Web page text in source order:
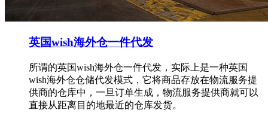
英国wish海外仓一件代发
所谓的英国wish海外仓一件代发，实际上是一种英国
wish海外仓仓储代发模式，它将商品存放在物流服务提
供商的仓库中，一旦订单生成，物流服务提供商就可以
直接从距离目的地最近的仓库发货。